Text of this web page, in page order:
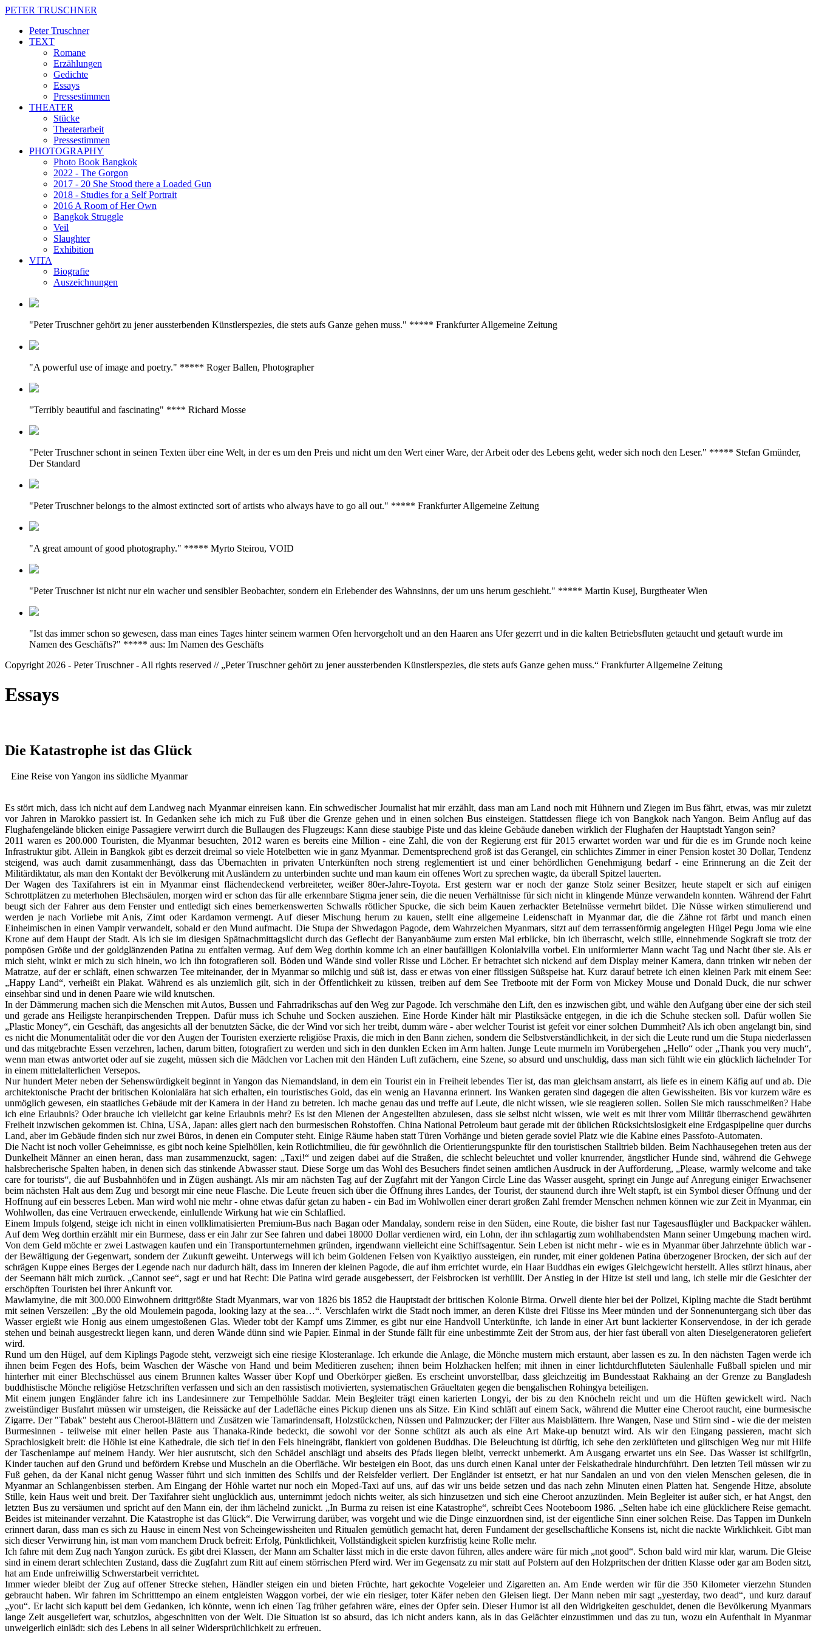
PETER TRUSCHNER
Peter Truschner
TEXT
Romane
Erzählungen
Gedichte
Essays
Pressestimmen
THEATER
Stücke
Theaterarbeit
Pressestimmen
PHOTOGRAPHY
Photo Book Bangkok
2022 - The Gorgon
2017 - 20 She Stood there a Loaded Gun
2018 - Studies for a Self Portrait
2016 A Room of Her Own
Bangkok Struggle
Veil
Slaughter
Exhibition
VITA
Biografie
Auszeichnungen
"Peter Truschner gehört zu jener aussterbenden Künstlerspezies, die stets aufs Ganze gehen muss." ***** Frankfurter Allgemeine Zeitung
"A powerful use of image and poetry." ***** Roger Ballen, Photographer
"Terribly beautiful and fascinating" **** Richard Mosse
"Peter Truschner schont in seinen Texten über eine Welt, in der es um den Preis und nicht um den Wert einer Ware, der Arbeit oder des Lebens geht, weder sich noch den Leser." ***** Stefan Gmünder,
Der Standard
"Peter Truschner belongs to the almost extincted sort of artists who always have to go all out." ***** Frankfurter Allgemeine Zeitung
"A great amount of good photography." ***** Myrto Steirou, VOID
"Peter Truschner ist nicht nur ein wacher und sensibler Beobachter, sondern ein Erlebender des Wahnsinns, der um uns herum geschieht." ***** Martin Kusej, Burgtheater Wien
"Ist das immer schon so gewesen, dass man eines Tages hinter seinem warmen Ofen hervorgeholt und an den Haaren ans Ufer gezerrt und in die kalten Betriebsfluten getaucht und getauft wurde im
Namen des Geschäfts?" ***** aus: Im Namen des Geschäfts
Copyright 2026 - Peter Truschner - All rights reserved // „Peter Truschner gehört zu jener aussterbenden Künstlerspezies, die stets aufs Ganze gehen muss.“ Frankfurter Allgemeine Zeitung
Essays
Die Katastrophe ist das Glück
Eine Reise von Yangon ins südliche Myanmar
Es stört mich, dass ich nicht auf dem Landweg nach Myanmar einreisen kann. Ein schwedischer Journalist hat mir erzählt, dass man am Land noch mit Hühnern und Ziegen im Bus fährt, etwas, was mir zuletzt
vor Jahren in Marokko passiert ist. In Gedanken sehe ich mich zu Fuß über die Grenze gehen und in einen solchen Bus einsteigen. Stattdessen fliege ich von Bangkok nach Yangon. Beim Anflug auf das
Flughafengelände blicken einige Passagiere verwirrt durch die Bullaugen des Flugzeugs: Kann diese staubige Piste und das kleine Gebäude daneben wirklich der Flughafen der Hauptstadt Yangon sein?
2011 waren es 200.000 Touristen, die Myanmar besuchten, 2012 waren es bereits eine Million - eine Zahl, die von der Regierung erst für 2015 erwartet worden war und für die es im Grunde noch keine
Infrastruktur gibt. Allein in Bangkok gibt es derzeit dreimal so viele Hotelbetten wie in ganz Myanmar. Dementsprechend groß ist das Gerangel, ein schlichtes Zimmer in einer Pension kostet 30 Dollar, Tendenz
steigend, was auch damit zusammenhängt, dass das Übernachten in privaten Unterkünften noch streng reglementiert ist und einer behördlichen Genehmigung bedarf - eine Erinnerung an die Zeit der
Militärdiktatur, als man den Kontakt der Bevölkerung mit Ausländern zu unterbinden suchte und man kaum ein offenes Wort zu sprechen wagte, da überall Spitzel lauerten.
Der Wagen des Taxifahrers ist ein in Myanmar einst flächendeckend verbreiteter, weißer 80er-Jahre-Toyota. Erst gestern war er noch der ganze Stolz seiner Besitzer, heute stapelt er sich auf einigen
Schrottplätzen zu meterhohen Blechsäulen, morgen wird er schon das für alle erkennbare Stigma jener sein, die die neuen Verhältnisse für sich nicht in klingende Münze verwandeln konnten. Während der Fahrt
beugt sich der Fahrer aus dem Fenster und entledigt sich eines bemerkenswerten Schwalls rötlicher Spucke, die sich beim Kauen zerhackter Betelnüsse vermehrt bildet. Die Nüsse wirken stimulierend und
werden je nach Vorliebe mit Anis, Zimt oder Kardamon vermengt. Auf dieser Mischung herum zu kauen, stellt eine allgemeine Leidenschaft in Myanmar dar, die die Zähne rot färbt und manch einen
Einheimischen in einen Vampir verwandelt, sobald er den Mund aufmacht. Die Stupa der Shwedagon Pagode, dem Wahrzeichen Myanmars, sitzt auf dem terrassenförmig angelegten Hügel Pegu Joma wie eine
Krone auf dem Haupt der Stadt. Als ich sie im diesigen Spätnachmittagslicht durch das Geflecht der Banyanbäume zum ersten Mal erblicke, bin ich überrascht, welch stille, einnehmende Sogkraft sie trotz der
pompösen Größe und der goldglänzenden Patina zu entfalten vermag. Auf dem Weg dorthin komme ich an einer baufälligen Kolonialvilla vorbei. Ein uniformierter Mann wacht Tag und Nacht über sie. Als er
mich sieht, winkt er mich zu sich hinein, wo ich ihn fotografieren soll. Böden und Wände sind voller Risse und Löcher. Er betrachtet sich nickend auf dem Display meiner Kamera, dann trinken wir neben der
Matratze, auf der er schläft, einen schwarzen Tee miteinander, der in Myanmar so milchig und süß ist, dass er etwas von einer flüssigen Süßspeise hat. Kurz darauf betrete ich einen kleinen Park mit einem See:
„Happy Land“, verheißt ein Plakat. Während es als unziemlich gilt, sich in der Öffentlichkeit zu küssen, treiben auf dem See Tretboote mit der Form von Mickey Mouse und Donald Duck, die nur schwer
einsehbar sind und in denen Paare wie wild knutschen.
In der Dämmerung machen sich die Menschen mit Autos, Bussen und Fahrradrikschas auf den Weg zur Pagode. Ich verschmähe den Lift, den es inzwischen gibt, und wähle den Aufgang über eine der sich steil
und gerade ans Heiligste heranpirschenden Treppen. Dafür muss ich Schuhe und Socken ausziehen. Eine Horde Kinder hält mir Plastiksäcke entgegen, in die ich die Schuhe stecken soll. Dafür wollen Sie
„Plastic Money“, ein Geschäft, das angesichts all der benutzten Säcke, die der Wind vor sich her treibt, dumm wäre - aber welcher Tourist ist gefeit vor einer solchen Dummheit? Als ich oben angelangt bin, sind
es nicht die Monumentalität oder die vor den Augen der Touristen exerzierte religiöse Praxis, die mich in den Bann ziehen, sondern die Selbstverständlichkeit, in der sich die Leute rund um die Stupa niederlassen
und das mitgebrachte Essen verzehren, lachen, darum bitten, fotografiert zu werden und sich in den dunklen Ecken im Arm halten. Junge Leute murmeln im Vorübergehen „Hello“ oder „Thank you very much“,
wenn man etwas antwortet oder auf sie zugeht, müssen sich die Mädchen vor Lachen mit den Händen Luft zufächern, eine Szene, so absurd und unschuldig, dass man sich fühlt wie ein glücklich lächelnder Tor
in einem mittelalterlichen Versepos.
Nur hundert Meter neben der Sehenswürdigkeit beginnt in Yangon das Niemandsland, in dem ein Tourist ein in Freiheit lebendes Tier ist, das man gleichsam anstarrt, als liefe es in einem Käfig auf und ab. Die
architektonische Pracht der britischen Kolonialära hat sich erhalten, ein touristisches Gold, das ein wenig an Havanna erinnert. Ins Wanken geraten sind dagegen die alten Gewissheiten. Bis vor kurzem wäre es
unmöglich gewesen, ein staatliches Gebäude mit der Kamera in der Hand zu betreten. Ich mache genau das und treffe auf Leute, die nicht wissen, wie sie reagieren sollen. Sollen Sie mich rausschmeißen? Habe
ich eine Erlaubnis? Oder brauche ich vielleicht gar keine Erlaubnis mehr? Es ist den Mienen der Angestellten abzulesen, dass sie selbst nicht wissen, wie weit es mit ihrer vom Militär überraschend gewährten
Freiheit inzwischen gekommen ist. China, USA, Japan: alles giert nach den burmesischen Rohstoffen. China National Petroleum baut gerade mit der üblichen Rücksichtslosigkeit eine Erdgaspipeline quer durchs
Land, aber im Gebäude finden sich nur zwei Büros, in denen ein Computer steht. Einige Räume haben statt Türen Vorhänge und bieten gerade soviel Platz wie die Kabine eines Passfoto-Automaten.
Die Nacht ist noch voller Geheimnisse, es gibt noch keine Spielhöllen, kein Rotlichtmilieu, die für gewöhnlich die Orientierungspunkte für den touristischen Stalltrieb bilden. Beim Nachhausegehen treten aus der
Dunkelheit Männer an einen heran, dass man zusammenzuckt, sagen: „Taxi!“ und zeigen dabei auf die Straßen, die schlecht beleuchtet und voller knurrender, ängstlicher Hunde sind, während die Gehwege
halsbrecherische Spalten haben, in denen sich das stinkende Abwasser staut. Diese Sorge um das Wohl des Besuchers findet seinen amtlichen Ausdruck in der Aufforderung, „Please, warmly welcome and take
care for tourists“, die auf Busbahnhöfen und in Zügen aushängt. Als mir am nächsten Tag auf der Zugfahrt mit der Yangon Circle Line das Wasser ausgeht, springt ein Junge auf Anregung einiger Erwachsener
beim nächsten Halt aus dem Zug und besorgt mir eine neue Flasche. Die Leute freuen sich über die Öffnung ihres Landes, der Tourist, der staunend durch ihre Welt stapft, ist ein Symbol dieser Öffnung und der
Hoffnung auf ein besseres Leben. Man wird wohl nie mehr - ohne etwas dafür getan zu haben - ein Bad im Wohlwollen einer derart großen Zahl fremder Menschen nehmen können wie zur Zeit in Myanmar, ein
Wohlwollen, das eine Vertrauen erweckende, einlullende Wirkung hat wie ein Schlaflied.
Einem Impuls folgend, steige ich nicht in einen vollklimatisierten Premium-Bus nach Bagan oder Mandalay, sondern reise in den Süden, eine Route, die bisher fast nur Tagesausflügler und Backpacker wählen.
Auf dem Weg dorthin erzählt mir ein Burmese, dass er ein Jahr zur See fahren und dabei 18000 Dollar verdienen wird, ein Lohn, der ihn schlagartig zum wohlhabendsten Mann seiner Umgebung machen wird.
Von dem Geld möchte er zwei Lastwagen kaufen und ein Transportunternehmen gründen, irgendwann vielleicht eine Schiffsagentur. Sein Leben ist nicht mehr - wie es in Myanmar über Jahrzehnte üblich war -
der Bewältigung der Gegenwart, sondern der Zukunft geweiht. Unterwegs will ich beim Goldenen Felsen von Kyaiktiyo aussteigen, ein runder, mit einer goldenen Patina überzogener Brocken, der sich auf der
schrägen Kuppe eines Berges der Legende nach nur dadurch hält, dass im Inneren der kleinen Pagode, die auf ihm errichtet wurde, ein Haar Buddhas ein ewiges Gleichgewicht herstellt. Alles stürzt hinaus, aber
der Seemann hält mich zurück. „Cannot see“, sagt er und hat Recht: Die Patina wird gerade ausgebessert, der Felsbrocken ist verhüllt. Der Anstieg in der Hitze ist steil und lang, ich stelle mir die Gesichter der
erschöpften Touristen bei ihrer Ankunft vor.
Mawlamyine, die mit 300.000 Einwohnern drittgrößte Stadt Myanmars, war von 1826 bis 1852 die Hauptstadt der britischen Kolonie Birma. Orwell diente hier bei der Polizei, Kipling machte die Stadt berühmt
mit seinen Verszeilen: „By the old Moulemein pagoda, looking lazy at the sea…“. Verschlafen wirkt die Stadt noch immer, an deren Küste drei Flüsse ins Meer münden und der Sonnenuntergang sich über das
Wasser ergießt wie Honig aus einem umgestoßenen Glas. Wieder tobt der Kampf ums Zimmer, es gibt nur eine Handvoll Unterkünfte, ich lande in einer Art bunt lackierter Konservendose, in der ich gerade
stehen und beinah ausgestreckt liegen kann, und deren Wände dünn sind wie Papier. Einmal in der Stunde fällt für eine unbestimmte Zeit der Strom aus, der hier fast überall von alten Dieselgeneratoren geliefert
wird.
Rund um den Hügel, auf dem Kiplings Pagode steht, verzweigt sich eine riesige Klosteranlage. Ich erkunde die Anlage, die Mönche mustern mich erstaunt, aber lassen es zu. In den nächsten Tagen werde ich
ihnen beim Fegen des Hofs, beim Waschen der Wäsche von Hand und beim Meditieren zusehen; ihnen beim Holzhacken helfen; mit ihnen in einer lichtdurchfluteten Säulenhalle Fußball spielen und mir
hinterher mit einer Blechschüssel aus einem Brunnen kaltes Wasser über Kopf und Oberkörper gießen. Es erscheint unvorstellbar, dass gleichzeitig im Bundesstaat Rakhaing an der Grenze zu Bangladesh
buddhistische Mönche religiöse Hetzschriften verfassen und sich an den rassistisch motivierten, systematischen Gräueltaten gegen die bengalischen Rohingya beteiligen.
Mit einem jungen Engländer fahre ich ins Landesinnere zur Tempelhöhle Saddar. Mein Begleiter trägt einen karierten Longyi, der bis zu den Knöcheln reicht und um die Hüften gewickelt wird. Nach
zweistündiger Busfahrt müssen wir umsteigen, die Reissäcke auf der Ladefläche eines Pickup dienen uns als Sitze. Ein Kind schläft auf einem Sack, während die Mutter eine Cheroot raucht, eine burmesische
Zigarre. Der "Tabak" besteht aus Cheroot-Blättern und Zusätzen wie Tamarindensaft, Holzstückchen, Nüssen und Palmzucker; der Filter aus Maisblättern. Ihre Wangen, Nase und Stirn sind - wie die der meisten
Burmesinnen - teilweise mit einer hellen Paste aus Thanaka-Rinde bedeckt, die sowohl vor der Sonne schützt als auch als eine Art Make-up benutzt wird. Als wir den Eingang passieren, macht sich
Sprachlosigkeit breit: die Höhle ist eine Kathedrale, die sich tief in den Fels hineingräbt, flankiert von goldenen Buddhas. Die Beleuchtung ist dürftig, ich sehe den zerklüfteten und glitschigen Weg nur mit Hilfe
der Taschenlampe auf meinem Handy. Wer hier ausrutscht, sich den Schädel anschlägt und abseits des Pfads liegen bleibt, verreckt unbemerkt. Am Ausgang erwartet uns ein See. Das Wasser ist schilfgrün,
Kinder tauchen auf den Grund und befördern Krebse und Muscheln an die Oberfläche. Wir besteigen ein Boot, das uns durch einen Kanal unter der Felskathedrale hindurchführt. Den letzten Teil müssen wir zu
Fuß gehen, da der Kanal nicht genug Wasser führt und sich inmitten des Schilfs und der Reisfelder verliert. Der Engländer ist entsetzt, er hat nur Sandalen an und von den vielen Menschen gelesen, die in
Myanmar an Schlangenbissen sterben. Am Eingang der Höhle wartet nur noch ein Moped-Taxi auf uns, auf das wir uns beide setzen und das nach zehn Minuten einen Platten hat. Sengende Hitze, absolute
Stille, kein Haus weit und breit. Der Taxifahrer sieht unglücklich aus, unternimmt jedoch nichts weiter, als sich hinzusetzen und sich eine Cheroot anzuzünden. Mein Begleiter ist außer sich, er hat Angst, den
letzten Bus zu versäumen und spricht auf den Mann ein, der ihm lächelnd zunickt. „In Burma zu reisen ist eine Katastrophe“, schreibt Cees Nooteboom 1986. „Selten habe ich eine glücklichere Reise gemacht.
Beides ist miteinander verzahnt. Die Katastrophe ist das Glück“. Die Verwirrung darüber, was vorgeht und wie die Dinge einzuordnen sind, ist der eigentliche Sinn einer solchen Reise. Das Tappen im Dunkeln
erinnert daran, dass man es sich zu Hause in einem Nest von Scheingewissheiten und Ritualen gemütlich gemacht hat, deren Fundament der gesellschaftliche Konsens ist, nicht die nackte Wirklichkeit. Gibt man
sich dieser Verwirrung hin, ist man vom manchem Druck befreit: Erfolg, Pünktlichkeit, Vollständigkeit spielen kurzfristig keine Rolle mehr.
Ich fahre mit dem Zug nach Yangon zurück. Es gibt drei Klassen, der Mann am Schalter lässt mich in die erste davon führen, alles andere wäre für mich „not good“. Schon bald wird mir klar, warum. Die Gleise
sind in einem derart schlechten Zustand, dass die Zugfahrt zum Ritt auf einem störrischen Pferd wird. Wer im Gegensatz zu mir statt auf Polstern auf den Holzpritschen der dritten Klasse oder gar am Boden sitzt,
hat am Ende unfreiwillig Schwerstarbeit verrichtet.
Immer wieder bleibt der Zug auf offener Strecke stehen, Händler steigen ein und bieten Früchte, hart gekochte Vogeleier und Zigaretten an. Am Ende werden wir für die 350 Kilometer vierzehn Stunden
gebraucht haben. Wir fahren im Schritttempo an einem entgleisten Waggon vorbei, der wie ein riesiger, toter Käfer neben den Gleisen liegt. Der Mann neben mir sagt „yesterday, two dead“, und kurz darauf
„you“. Er lacht sich kaputt bei dem Gedanken, ich könnte, wenn ich einen Tag früher gefahren wäre, eines der Opfer sein. Dieser Humor ist all den Widrigkeiten geschuldet, denen die Bevölkerung Myanmars
lange Zeit ausgeliefert war, schutzlos, abgeschnitten von der Welt. Die Situation ist so absurd, das ich nicht anders kann, als in das Gelächter einzustimmen und das zu tun, wozu ein Aufenthalt in Myanmar
unweigerlich einlädt: sich des Lebens in all seiner Widersprüchlichkeit zu erfreuen.